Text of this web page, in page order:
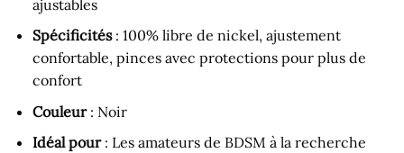
ajustables
Spécificités: 100% libre de nickel, ajustement
confortable, pinces avec protections pour plus de
confort
Couleur: Noir
Idéal pour: Les amateurs de BDSM à la recherche